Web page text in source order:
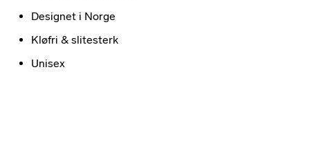
Designet i Norge
Kløfri & slitesterk
Unisex